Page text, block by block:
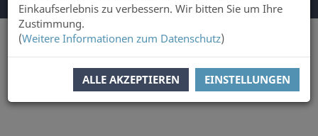
Einkaufserlebnis zu verbessern. Wir bitten Sie um Ihre
Zustimmung.
(Weitere Informationen zum Datenschutz)
ALLE AKZEPTIEREN EINSTELLUNGEN
UMSCHALTEN
Menü
Sie sind hier:
Philip Lüth